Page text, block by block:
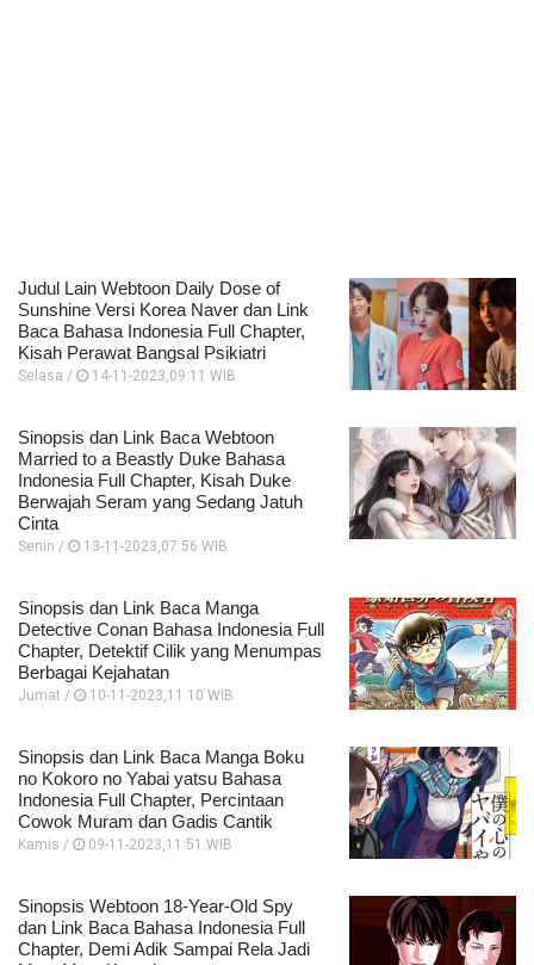
Judul Lain Webtoon Daily Dose of
Sunshine Versi Korea Naver dan Link
Baca Bahasa Indonesia Full Chapter,
Kisah Perawat Bangsal Psikiatri
Selasa / 14-11-2023,09:11 WIB
Sinopsis dan Link Baca Webtoon
Married to a Beastly Duke Bahasa
Indonesia Full Chapter, Kisah Duke
Berwajah Seram yang Sedang Jatuh
Cinta
Senin / 13-11-2023,07:56 WIB
Sinopsis dan Link Baca Manga
Detective Conan Bahasa Indonesia Full
Chapter, Detektif Cilik yang Menumpas
Berbagai Kejahatan
Jumat / 10-11-2023,11:10 WIB
Sinopsis dan Link Baca Manga Boku
no Kokoro no Yabai yatsu Bahasa
Indonesia Full Chapter, Percintaan
Cowok Muram dan Gadis Cantik
Kamis / 09-11-2023,11:51 WIB
Sinopsis Webtoon 18-Year-Old Spy
dan Link Baca Bahasa Indonesia Full
Chapter, Demi Adik Sampai Rela Jadi